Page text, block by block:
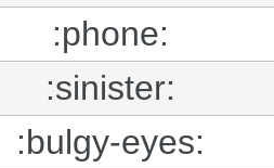
:phone:
:sinister:
:bulgy-eyes: